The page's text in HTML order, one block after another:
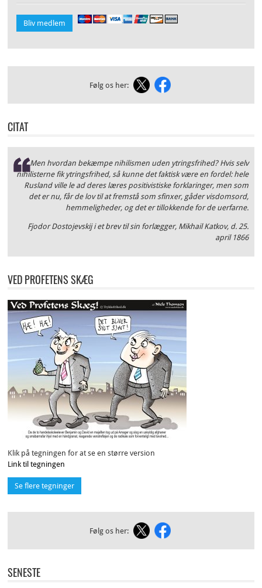
Bliv medlem
Følg os her:
CITAT
Men hvordan bekæmpe nihilismen uden ytringsfrihed? Hvis selv
nihilisterne fik ytringsfrihed, så kunne det faktisk være en fordel: hele
Rusland ville le ad deres læres positivistiske forklaringer, men som
det er nu, får de lov til at fremstå som sfinxer, gåder visdomsord,
hemmeligheder, og det er tillokkende for de uerfarne.
Fjodor Dostojevskij i et brev til sin forlægger, Mikhail Katkov, d. 25.
april 1866
VED PROFETENS SKÆG
Klik på tegningen for at se en større version
Link til tegningen
Se flere tegninger
Følg os her:
SENESTE